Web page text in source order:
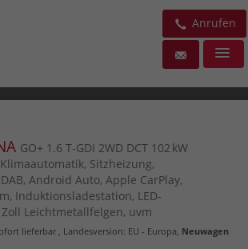
Anrufen
GO+ 1.6 T-GDI 2WD DCT 102 kW
Klimaautomatik, Sitzheizung,
Android Auto, Apple CarPlay,
Induktionsladestation, LED-
Leichtmetallfelgen, uvm
lieferbar , Landesversion: EU - Europa, Neuwagen